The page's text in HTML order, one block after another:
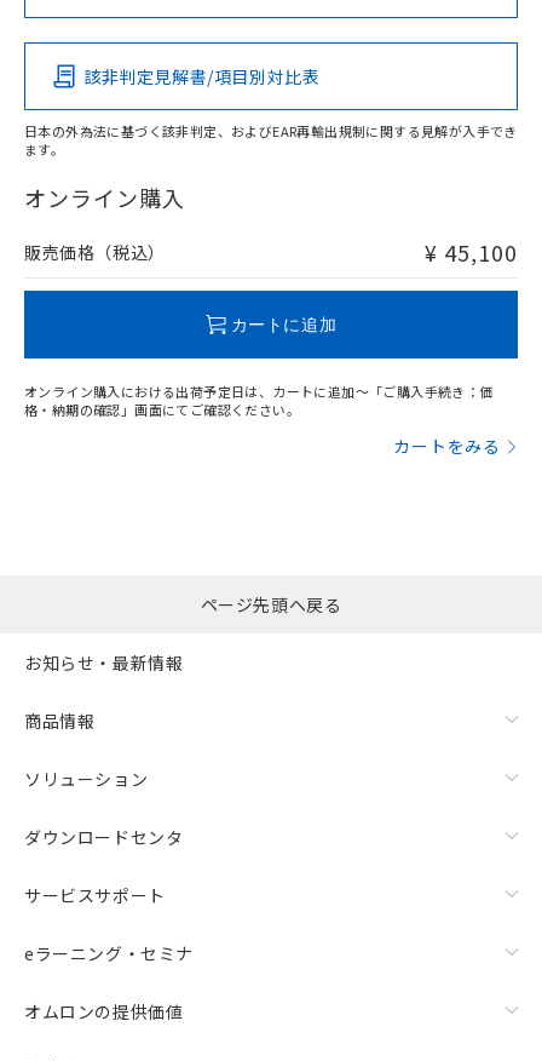
Pb Hg Cd Cr(VI)
O
在庫等で未対応品が混在する可能性があります。
問い合わせください。
この製品の規格認証/適合状況ページへ
その他の認証はこちらのページからご検索ください
該非判定見解書/項目別対比表
日本の外為法に基づく該非判定、およびEAR再輸出規制に関する見解が入手でき
ます。
オンライン購入
販売価格（税込） ¥ 45,100
カートに追加
オンライン購入における出荷予定日は、カートに追加～「ご購入手続き：価
格・納期の確認」画面にてご確認ください。
カートをみる
ページ先頭へ戻る
お知らせ・最新情報
商品情報
ソリューション
ダウンロードセンタ
サービスサポート
eラーニング・セミナ
オムロンの提供価値